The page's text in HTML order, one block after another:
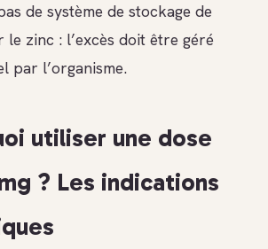
de système de stockage de
le zinc : l’excès doit être géré
par l’organisme.
utiliser une dose
? Les indications